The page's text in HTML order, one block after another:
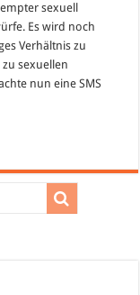
sexuell
Es wird noch
Verhältnis zu
sexuellen
nun eine SMS